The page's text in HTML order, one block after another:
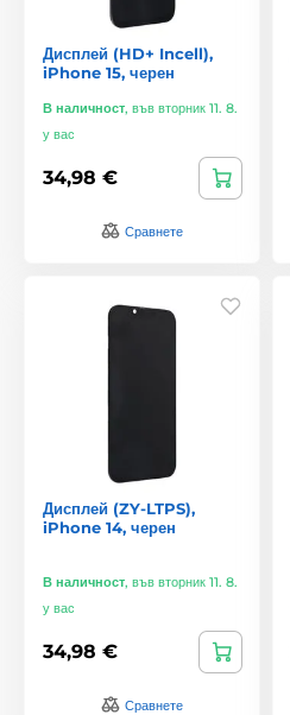
Дисплей (HD+ Incell),
iPhone 15, черен
В наличност, във вторник 11. 8.
у вас
34,98 €
Сравнете
Дисплей (ZY-LTPS),
iPhone 14, черен
В наличност, във вторник 11. 8.
у вас
34,98 €
Сравнете